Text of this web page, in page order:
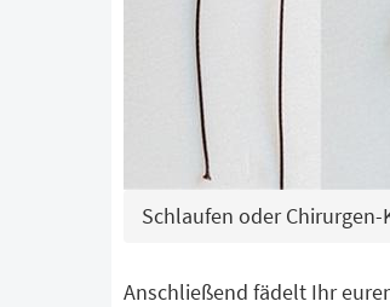
Schlaufen oder Chirurgen-
Anschließend fädelt Ihr